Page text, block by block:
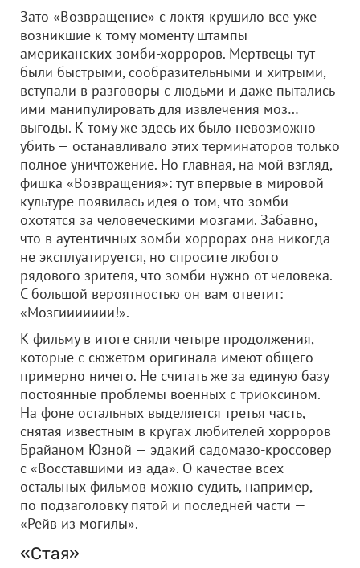
Зато «Возвращение» с локтя крушило все уже
возникшие к тому моменту штампы
американских зомби-хорроров. Мертвецы тут
были быстрыми, сообразительными и хитрыми,
вступали в разговоры с людьми и даже пытались
ими манипулировать для извлечения моз…
выгоды. К тому же здесь их было невозможно
убить — останавливало этих терминаторов только
полное уничтожение. Но главная, на мой взгляд,
фишка «Возвращения»: тут впервые в мировой
культуре появилась идея о том, что зомби
охотятся за человеческими мозгами. Забавно,
что в аутентичных зомби-хоррорах она никогда
не эксплуатируется, но спросите любого
рядового зрителя, что зомби нужно от человека.
С большой вероятностью он вам ответит:
«Мозгиииииии!».
К фильму в итоге сняли четыре продолжения,
которые с сюжетом оригинала имеют общего
примерно ничего. Не считать же за единую базу
постоянные проблемы военных с триоксином.
На фоне остальных выделяется третья часть,
снятая известным в кругах любителей хорроров
Брайаном Юзной — эдакий садомазо-кроссовер
с «Восставшими из ада». О качестве всех
остальных фильмов можно судить, например,
по подзаголовку пятой и последней части —
«Рейв из могилы».
«Стая»